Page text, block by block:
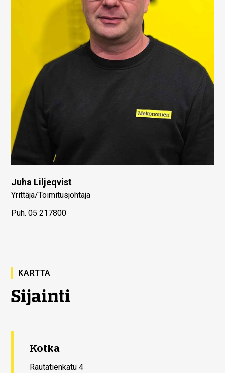
Juha Liljeqvist
Yrittäjä/Toimitusjohtaja
Puh.05 217800
KARTTA
Sijainti
Kotka
Rautatienkatu 4